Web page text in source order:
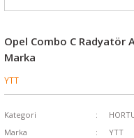
Opel Combo C Radyatör
Marka
YTT
Kategori
Marka
YTT